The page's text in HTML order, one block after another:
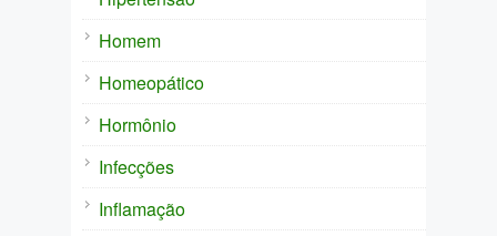
Homem
Homeopático
Hormônio
Infecções
Inflamação